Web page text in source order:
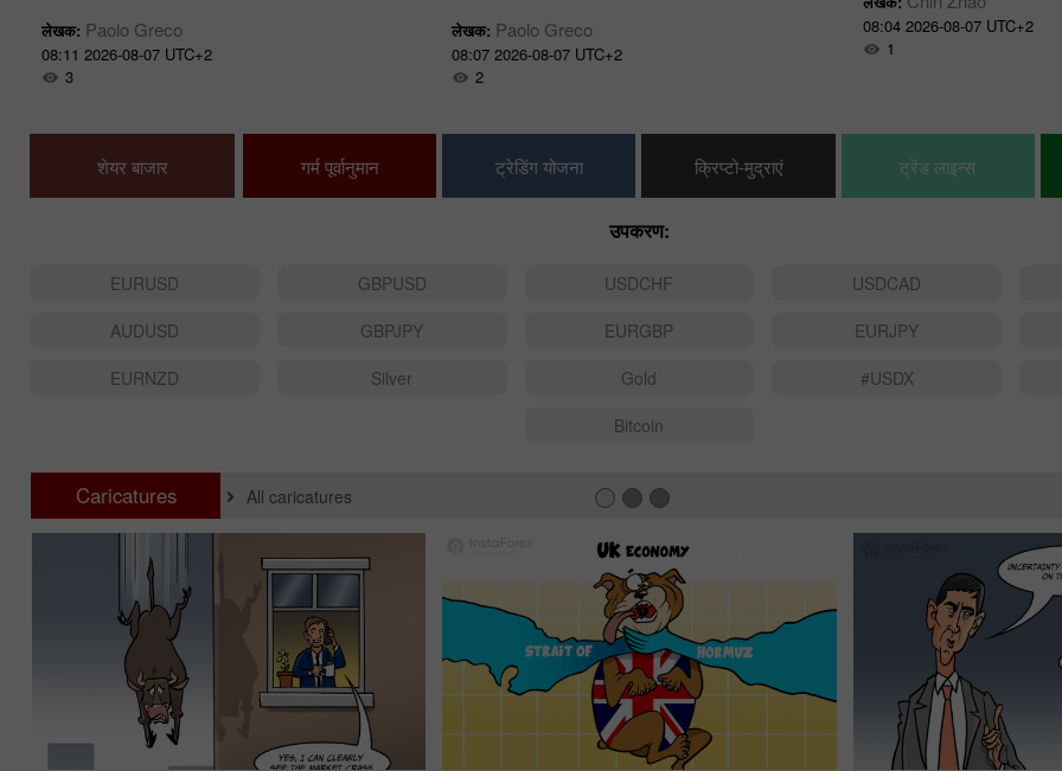
लेखक: Paolo Greco
08:11 2026-08-07 UTC+2
3
लेखक: Paolo Greco
08:07 2026-08-07 UTC+2
2
08:04 2026-08-07 UTC+2
1
शेयर बाजार गर्म पूर्वानुमान ट्रेडिंग योजना क्रिप्टो-मुद्राएं ट्रेंड लाइन्स
उपकरण:
EURUSD GBPUSD USDCHF USDCAD
AUDUSD
GBPJPY EURGBP EURJPY
EURNZD
Silver Gold #USDX
Bitcoin
Caricatures All caricatures